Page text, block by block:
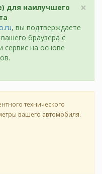
×
для наилучшего
, вы подтверждаете
браузера с
сервис на основе
технического
вашего автомобиля.